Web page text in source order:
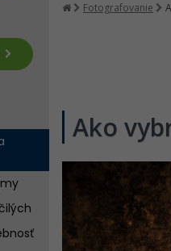
Fotografovanie
Ako